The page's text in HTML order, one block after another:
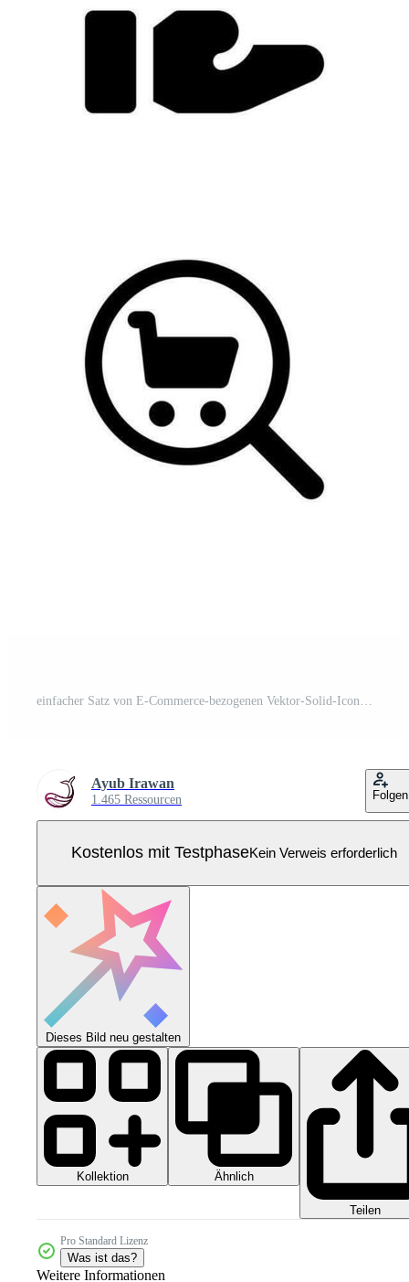
Ayub Irawan
1.465 Ressourcen Folgen
Kostenlos mit TestphaseKein Verweis erforderlich
Dieses Bild neu gestalten
Kollektion Ähnlich
Teilen
Pro Standard Lizenz
Was ist das?
Weitere Informationen